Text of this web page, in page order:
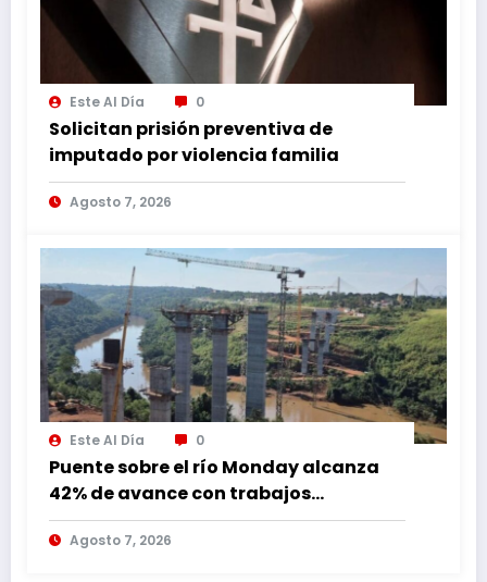
Este Al Día 0
Solicitan prisión preventiva de
imputado por violencia familia
Agosto 7, 2026
Este Al Día 0
Puente sobre el río Monday alcanza
42% de avance con trabajos
continuos
Agosto 7, 2026